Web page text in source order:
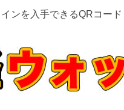
ンを入手できるQRコー